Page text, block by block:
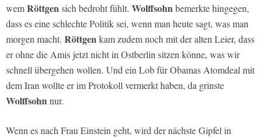
wemRöttgensich bedroht fühlt. Wolffsohnbemerkte hingegen,
dass es eine schlechte Politik sei, wenn man heute sagt, was man
morgen macht. Röttgenkam zudem noch mit der alten Leier, dass
er ohne die Amis jetzt nicht in Ostberlin sitzen könne, was wir
schnell übergehen wollen. Und ein Lob für Obamas Atomdeal mit
dem Iran wollte er im Protokoll vermerkt haben, da grinste
Wolffsohnnur.
Wenn es nach Frau Einstein geht, wird der nächste Gipfel in